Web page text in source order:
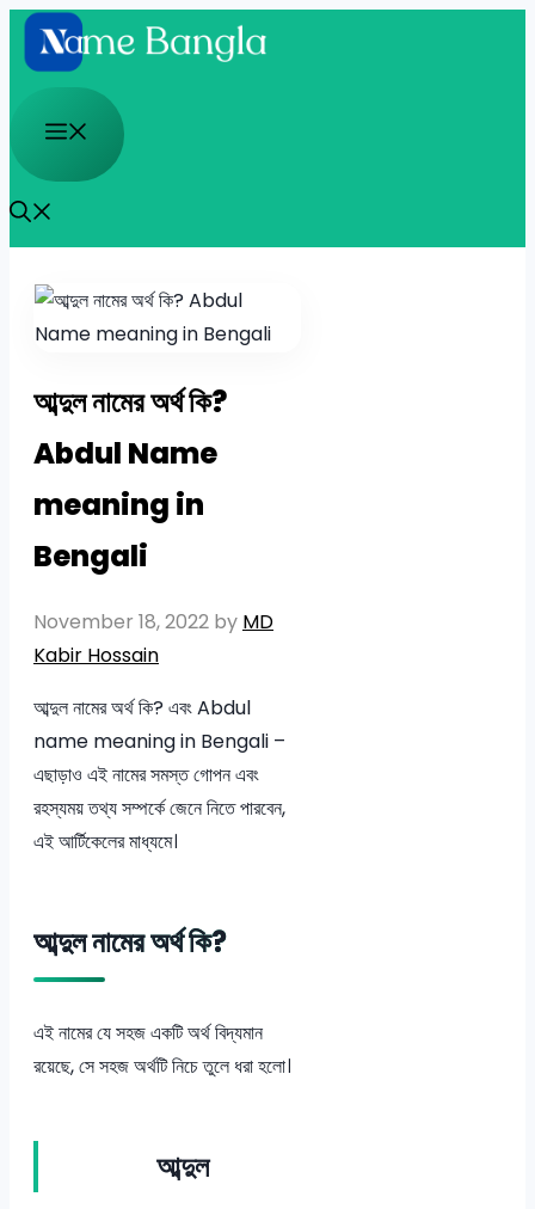
Skip
to
content
Menu
আব্দুল নামের অর্থ কি?
Abdul Name
meaning in
Bengali
November 18, 2022 by MD
Kabir Hossain
আব্দুল নামের অর্থ কি? এবং Abdul
name meaning in Bengali –
এছাড়াও এই নামের সমস্ত গোপন এবং
রহস্যময় তথ্য সম্পর্কে জেনে নিতে পারবেন,
এই আর্টিকেলের মাধ্যমে।
আব্দুল নামের অর্থ কি?
এই নামের যে সহজ একটি অর্থ বিদ্যমান
রয়েছে, সে সহজ অর্থটি নিচে তুলে ধরা হলো।
আব্দুল